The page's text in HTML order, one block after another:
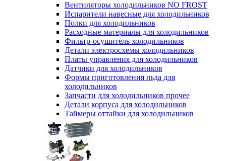
Вентиляторы холодильников NO FROST
Испарители навесные для холодильников
Полки для холодильников
Расходные материалы для холодильников
Фильтр-осушитель холодильников
Детали электросхемы холодильников
Платы управления для холодильников
Датчики для холодильников
Формы приготовления льда для
холодильников
Запчасти для холодильников прочее
Детали корпуса для холодильников
Таймеры оттайки для холодильников